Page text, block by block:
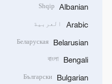
Albanian
Shqip
Arabic العربية
Belarusian
Беларуская
Bengali
বাংলা
Bulgarian
Български